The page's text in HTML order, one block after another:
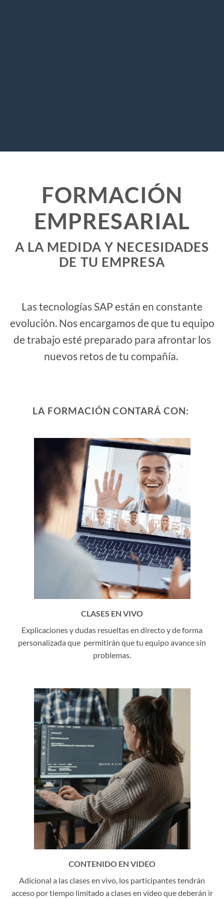
FORMACIÓN
EMPRESARIAL
A LA MEDIDA Y NECESIDADES
DE TU EMPRESA
Las tecnologías SAP están en constante
evolución. Nos encargamos de que tu equipo
de trabajo esté preparado para afrontar los
nuevos retos de tu compañía.
LA FORMACIÓN CONTARÁ CON:
CLASES EN VIVO
Explicaciones y dudas resueltas en directo y de forma
personalizada que permitirán que tu equipo avance sin
problemas.
CONTENIDO EN VIDEO
Adicional a las clases en vivo, los participantes tendrán
acceso por tiempo limitado a clases en video que deberán ir